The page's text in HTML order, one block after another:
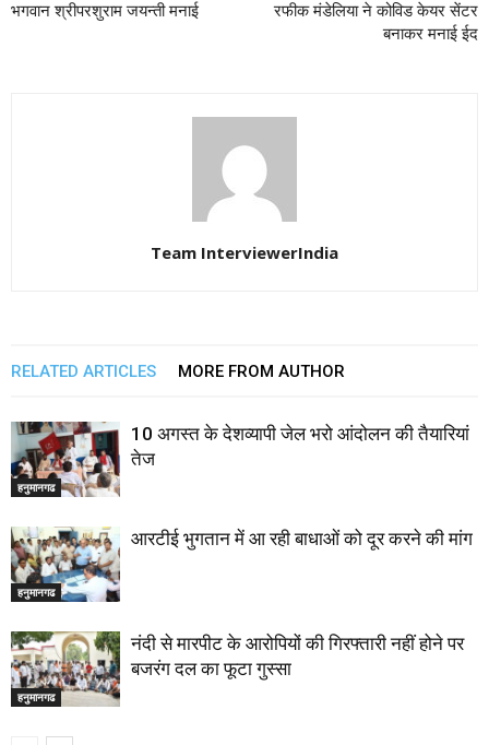
भगवान श्रीपरशुराम जयन्ती मनाई
रफीक मंडेलिया ने कोविड केयर सेंटर
बनाकर मनाई ईद
Team InterviewerIndia
RELATED ARTICLES MORE FROM AUTHOR
हनुमानगढ
10 अगस्त के देशव्यापी जेल भरो आंदोलन की तैयारियां
तेज
हनुमानगढ
आरटीई भुगतान में आ रही बाधाओं को दूर करने की मांग
हनुमानगढ
नंदी से मारपीट के आरोपियों की गिरफ्तारी नहीं होने पर
बजरंग दल का फूटा गुस्सा